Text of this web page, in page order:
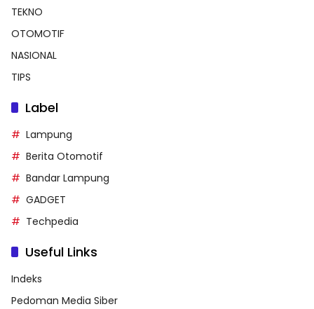
TEKNO
OTOMOTIF
NASIONAL
TIPS
Label
Lampung
Berita Otomotif
Bandar Lampung
GADGET
Techpedia
Useful Links
Indeks
Pedoman Media Siber